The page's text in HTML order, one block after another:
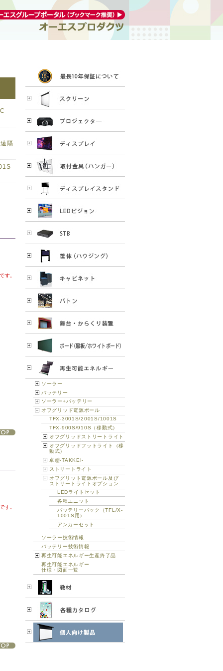
隔
す。
す。
ソーラー
バッテリー
ソーラー+バッテリー
オフグリッド電源ポール
TFX-3001S/2001S/1001S
TFX-900S/910S（移動式）
オフグリッドストリートライト
オフグリッドフットライト（移
動式）
卓憩-TAKKEI-
ストリートライト
オフグリット電源ポール及び
ストリートライトオプション
LEDライトセット
各種ユニット
バッテリーパック（TFL/X-
1001S用）
アンカーセット
ソーラー技術情報
バッテリー技術情報
再生可能エネルギー生産終了品
再生可能エネルギー
仕様・図面一覧